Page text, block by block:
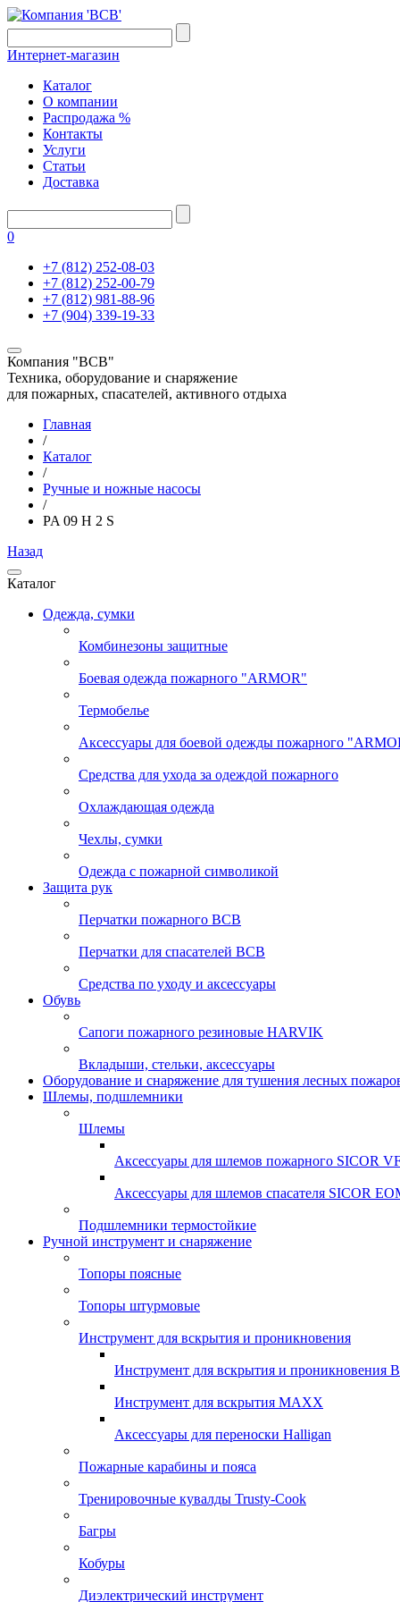
Интернет-магазин
Каталог
О компании
Распродажа %
Контакты
Услуги
Статьи
Доставка
0
+7 (812) 252-08-03
+7 (812) 252-00-79
+7 (812) 981-88-96
+7 (904) 339-19-33
Компания "ВСВ"
Техника, оборудование и снаряжение
для пожарных, спасателей, активного отдыха
Главная
/
Каталог
/
Ручные и ножные насосы
/
PA 09 H 2 S
Назад
Каталог
Одежда, сумки
Комбинезоны защитные
Боевая одежда пожарного "ARMOR"
Термобелье
Аксессуары для боевой одежды пожарного
Средства для ухода за одеждой пожарного
Охлаждающая одежда
Чехлы, сумки
Одежда с пожарной символикой
Защита рук
Перчатки пожарного ВСВ
Перчатки для спасателей ВСВ
Средства по уходу и аксессуары
Обувь
Сапоги пожарного резиновые HARVIK
Вкладыши, стельки, аксессуары
Оборудование и снаряжение для тушения лесных
Шлемы, подшлемники
Шлемы
Аксессуары для шлемов пожарного SICOR
Аксессуары для шлемов спасателя SICOR
Подшлемники термостойкие
Ручной инструмент и снаряжение
Топоры поясные
Топоры штурмовые
Инструмент для вскрытия и проникновения
Инструмент для вскрытия и проникновения
Инструмент для вскрытия MAXX
Аксессуары для переноски Halligan
Пожарные карабины и пояса
Тренировочные кувалды Trusty-Cook
Багры
Кобуры
Диэлектрический инструмент